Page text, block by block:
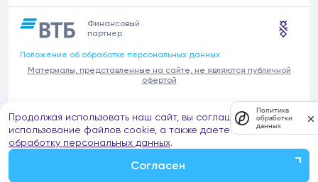
Финансовый
партнер
Положение об обработке персональных данных
Материалы, представленные на сайте, не являются публичной
офертой
В связи с участившимися случаями предложений частных услуг от
имени компании Донстрой (проведения ремонтов, продажи
отделочных материалов и т.п.), обращаем внимание на то, что
компания Донстрой не оказывает таких услуг, не имеет
представительств такого профиля и не обращается к частным
Продолжая использовать наш сайт, вы соглашаетесь на
использование файлов cookie, а также даете согласие на
обработку персональных данных.
Согласен
Политика
обработки
данных